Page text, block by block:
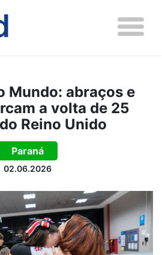
Mundo: abraços e
a volta de 25
Reino Unido
Paraná
02.06.2026